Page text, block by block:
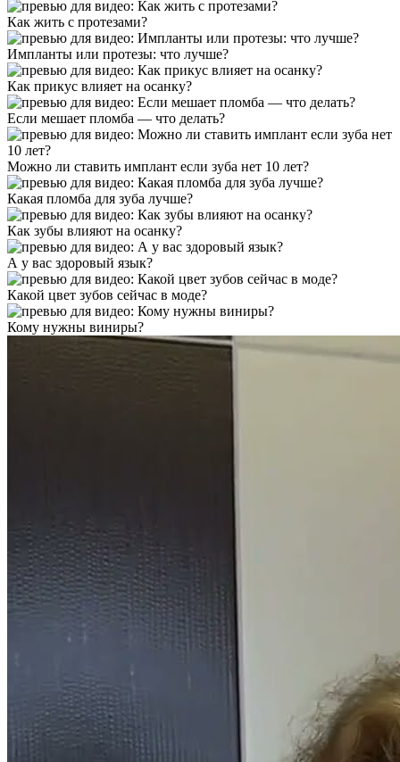
Как жить с протезами?
Импланты или протезы: что лучше?
Как прикус влияет на осанку?
Если мешает пломба — что делать?
Можно ли ставить имплант если зуба нет 10 лет?
Какая пломба для зуба лучше?
Как зубы влияют на осанку?
А у вас здоровый язык?
Какой цвет зубов сейчас в моде?
Кому нужны виниры?